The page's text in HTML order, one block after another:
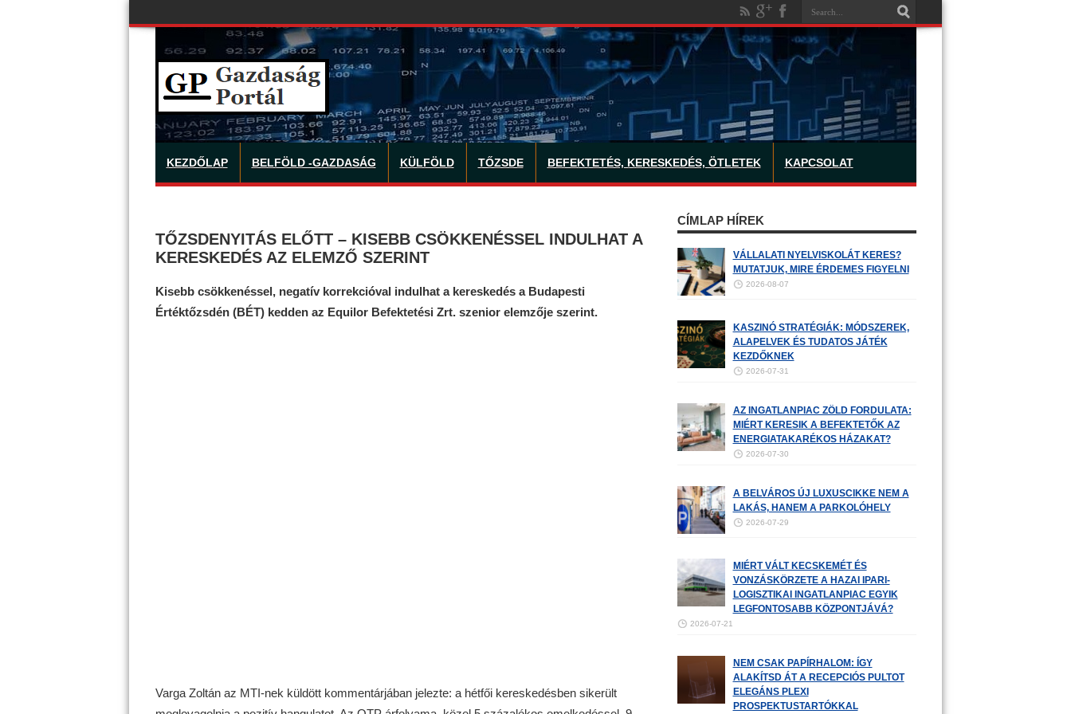
KEZDŐLAP BELFÖLD -GAZDASÁG KÜLFÖLD TŐZSDE BEFEKTETÉS, KERESKEDÉS, ÖTLETEK KAPCSOLAT
TŐZSDENYITÁS ELŐTT – KISEBB CSÖKKENÉSSEL INDULHAT A
KERESKEDÉS AZ ELEMZŐ SZERINT
Kisebb csökkenéssel, negatív korrekcióval indulhat a kereskedés a Budapesti
Értéktőzsdén (BÉT) kedden az Equilor Befektetési Zrt. szenior elemzője szerint.
Varga Zoltán az MTI-nek küldött kommentárjában jelezte: a hétfői kereskedésben sikerült
CÍMLAP HÍREK
VÁLLALATI NYELVISKOLÁT KERES?
MUTATJUK, MIRE ÉRDEMES FIGYELNI
2026-08-07
KASZINÓ STRATÉGIÁK: MÓDSZEREK,
ALAPELVEK ÉS TUDATOS JÁTÉK
KEZDŐKNEK
2026-07-31
AZ INGATLANPIAC ZÖLD FORDULATA:
MIÉRT KERESIK A BEFEKTETŐK AZ
ENERGIATAKARÉKOS HÁZAKAT?
2026-07-30
A BELVÁROS ÚJ LUXUSCIKKE NEM A
LAKÁS, HANEM A PARKOLÓHELY
2026-07-29
MIÉRT VÁLT KECSKEMÉT ÉS
VONZÁSKÖRZETE A HAZAI IPARI-
LOGISZTIKAI INGATLANPIAC EGYIK
LEGFONTOSABB KÖZPONTJÁVÁ?
2026-07-21
NEM CSAK PAPÍRHALOM: ÍGY
ALAKÍTSD ÁT A RECEPCIÓS PULTOT
ELEGÁNS PLEXI
PROSPEKTUSTARTÓKKAL